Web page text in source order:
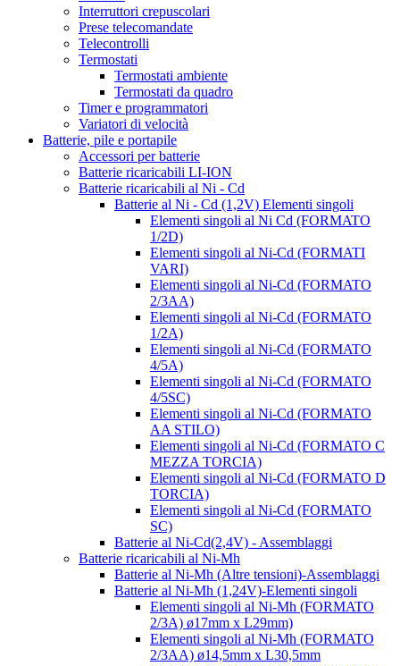
Interruttori crepuscolari
Prese telecomandate
Telecontrolli
Termostati
Termostati ambiente
Termostati da quadro
Timer e programmatori
Variatori di velocità
Batterie, pile e portapile
Accessori per batterie
Batterie ricaricabili LI-ION
Batterie ricaricabili al Ni - Cd
Batterie al Ni - Cd (1,2V) Elementi singoli
Elementi singoli al Ni Cd (FORMATO
1/2D)
Elementi singoli al Ni-Cd (FORMATI
VARI)
Elementi singoli al Ni-Cd (FORMATO
2/3AA)
Elementi singoli al Ni-Cd (FORMATO
1/2A)
Elementi singoli al Ni-Cd (FORMATO
4/5A)
Elementi singoli al Ni-Cd (FORMATO
4/5SC)
Elementi singoli al Ni-Cd (FORMATO
AA STILO)
Elementi singoli al Ni-Cd (FORMATO C
MEZZA TORCIA)
Elementi singoli al Ni-Cd (FORMATO D
TORCIA)
Elementi singoli al Ni-Cd (FORMATO
SC)
Batterie al Ni-Cd(2,4V) - Assemblaggi
Batterie ricaricabili al Ni-Mh
Batterie al Ni-Mh (Altre tensioni)-Assemblaggi
Batterie al Ni-Mh (1,24V)-Elementi singoli
Elementi singoli al Ni-Mh (FORMATO
2/3A) ø17mm x L29mm)
Elementi singoli al Ni-Mh (FORMATO
2/3AA) ø14,5mm x L30,5mm